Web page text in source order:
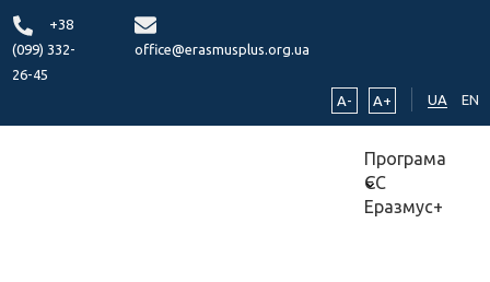
+38
(099) 332-
26-45
office@erasmusplus.org.ua
A- A+ UA EN
Програма
ЄС
Еразмус+